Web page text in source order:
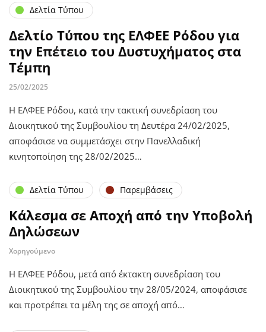
Δελτία Τύπου
Δελτίο Τύπου της ΕΛΦΕΕ Ρόδου για
την Επέτειο του Δυστυχήματος στα
Τέμπη
25/02/2025
Η ΕΛΦΕΕ Ρόδου, κατά την τακτική συνεδρίαση του
Διοικητικού της Συμβουλίου τη Δευτέρα 24/02/2025,
αποφάσισε να συμμετάσχει στην Πανελλαδική
κινητοποίηση της 28/02/2025…
Δελτία Τύπου Παρεμβάσεις
Κάλεσμα σε Αποχή από την Υποβολή
Δηλώσεων
Χορηγούμενο
Η ΕΛΦΕΕ Ρόδου, μετά από έκτακτη συνεδρίαση του
Διοικητικού της Συμβουλίου την 28/05/2024, αποφάσισε
και προτρέπει τα μέλη της σε αποχή από…